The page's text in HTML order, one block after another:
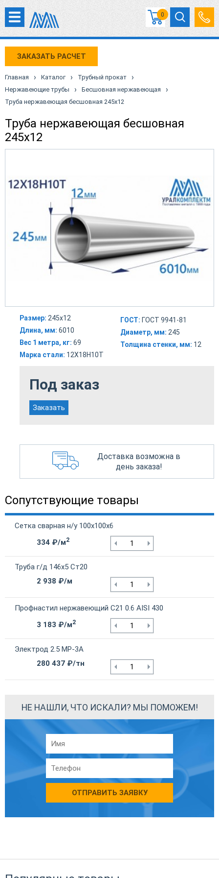
0
ЗАКАЗАТЬ РАСЧЕТ
Главная › Каталог › Трубный прокат ›
Нержавеющие трубы › Бесшовная нержавеющая ›
Труба нержавеющая бесшовная 245х12
Труба нержавеющая бесшовная
245х12
Размер: 245х12
Длина, мм: 6010
Вес 1 метра, кг: 69
Марка стали: 12Х18Н10Т
ГОСТ: ГОСТ 9941-81
Диаметр, мм: 245
Толщина стенки, мм: 12
Под заказ
Заказать
Доставка возможна в
день заказа!
Сопутствующие товары
Сетка сварная н/у 100х100х6
334 ₽/м2
Труба г/д 146х5 Ст20
2 938 ₽/м
Профнастил нержавеющий С21 0.6 AISI 430
3 183 ₽/м2
Электрод 2.5 МР-3А
280 437 ₽/тн
НЕ НАШЛИ, ЧТО ИСКАЛИ? МЫ ПОМОЖЕМ!
ОТПРАВИТЬ ЗАЯВКУ